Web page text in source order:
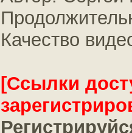
Качество
[Ссылки